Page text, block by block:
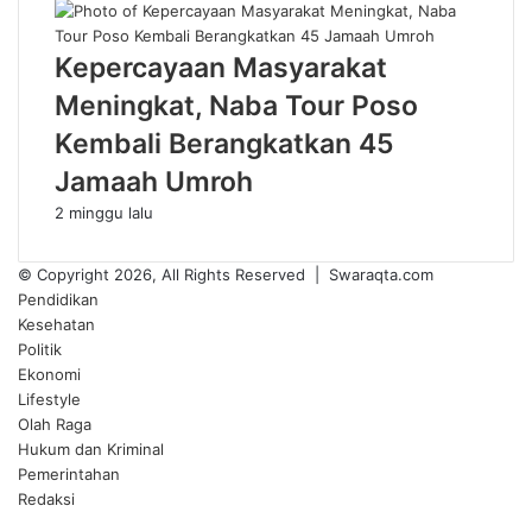
Kepercayaan Masyarakat
Meningkat, Naba Tour Poso
Kembali Berangkatkan 45
Jamaah Umroh
2 minggu lalu
© Copyright 2026, All Rights Reserved | Swaraqta.com
Pendidikan
Kesehatan
Politik
Ekonomi
Lifestyle
Olah Raga
Hukum dan Kriminal
Pemerintahan
Redaksi